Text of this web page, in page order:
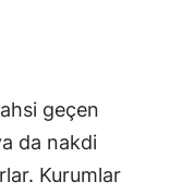
geçen
da nakdi
Kurumlar